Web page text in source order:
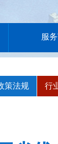
服
策法规 行